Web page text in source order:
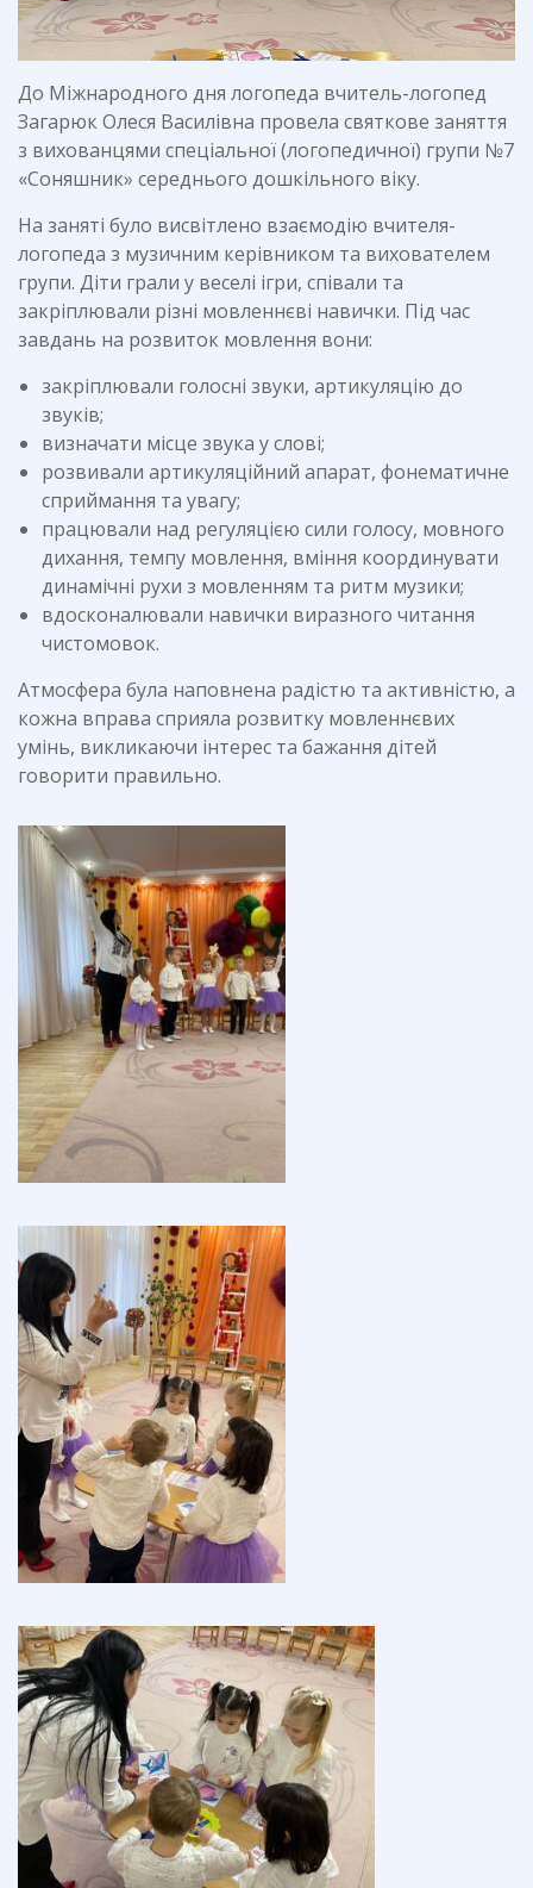
До Міжнародного дня логопеда вчитель-логопед
Загарюк Олеся Василівна провела святкове заняття
з вихованцями спеціальної (логопедичної) групи №7
«Соняшник» середнього дошкільного віку.
На заняті було висвітлено взаємодію вчителя-
логопеда з музичним керівником та вихователем
групи. Діти грали у веселі ігри, співали та
закріплювали різні мовленнєві навички. Під час
завдань на розвиток мовлення вони:
закріплювали голосні звуки, артикуляцію до
звуків;
визначати місце звука у слові;
розвивали артикуляційний апарат, фонематичне
сприймання та увагу;
працювали над регуляцією сили голосу, мовного
дихання, темпу мовлення, вміння координувати
динамічні рухи з мовленням та ритм музики;
вдосконалювали навички виразного читання
чистомовок.
Атмосфера була наповнена радістю та активністю, а
кожна вправа сприяла розвитку мовленнєвих
умінь, викликаючи інтерес та бажання дітей
говорити правильно.